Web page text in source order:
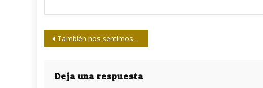
Navegación
entradas
También nos sentimos parte de Sierra de Cubitas
Deja una respuesta